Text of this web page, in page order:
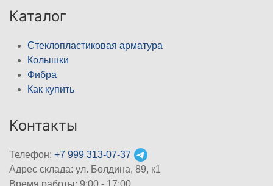
Каталог
Стеклопластиковая арматура
Колышки
Фибра
Как купить
Контакты
Телефон: +7 999 313-07-37
Адрес склада: ул. Болдина, 89, к1
Время работы: 9:00 - 17:00